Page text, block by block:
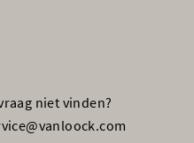
niet vinden?